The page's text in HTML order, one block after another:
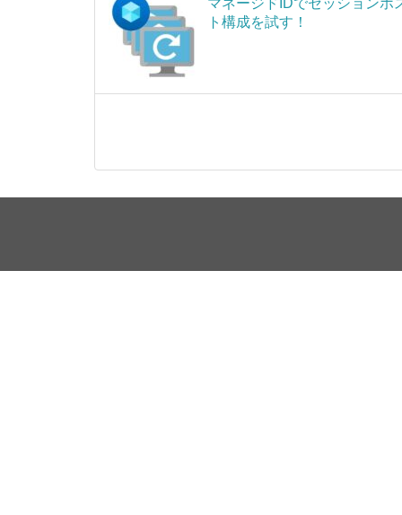
ト構成を試す！